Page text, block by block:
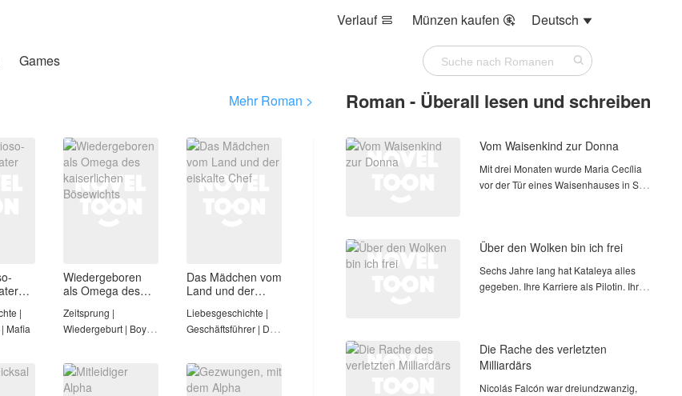
Verlauf  Münzen kaufen  Deutsch 
Games
Mehr Roman >
|
Mafia
Wiedergeboren
als Omega des
Bösewichts
Zeitsprung |
Wiedergeburt | Boys’
Das Mädchen vom
Land und der
Liebesgeschichte |
Geschäftsführer | Die
Liebe
Roman - Überall lesen und schreiben
Vom Waisenkind zur Donna
Mit drei Monaten wurde Maria Cecília
vor der Tür eines Waisenhauses in São
Nachnamen, ohne Herk
Über den Wolken bin ich frei
Sechs Jahre lang hat Kataleya alles
gegeben. Ihre Karriere als Pilotin. Ihre
Stewardess betrüg
Die Rache des verletzten
Milliardärs
Nicolás Falcón war dreiundzwanzig,